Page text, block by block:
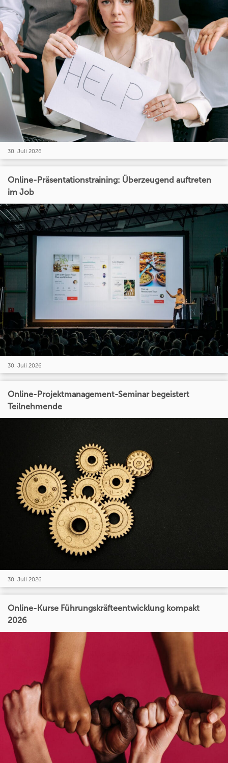
30. Juli 2026
Online-Präsentationstraining: Überzeugend auftreten
im Job
30. Juli 2026
Online-Projektmanagement-Seminar begeistert
Teilnehmende
30. Juli 2026
Online-Kurse Führungskräfteentwicklung kompakt
2026